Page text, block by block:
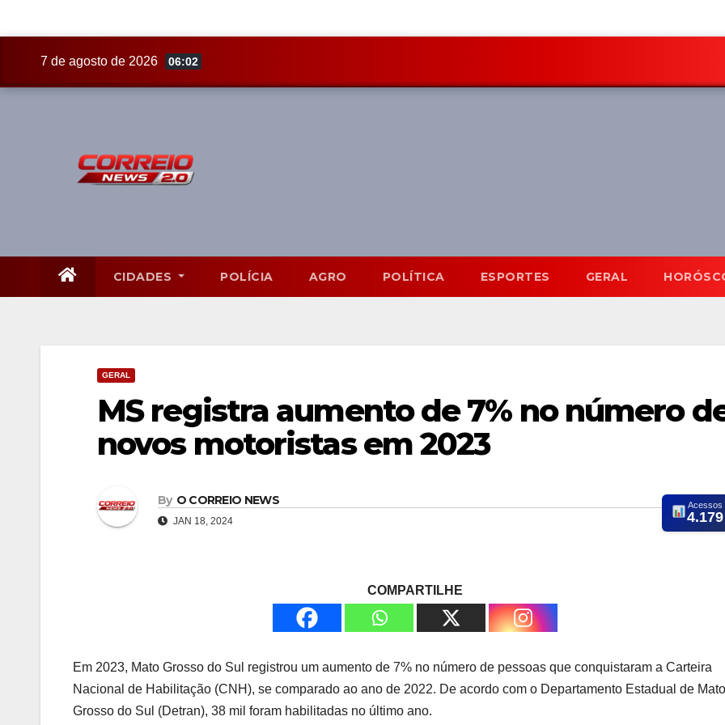
7 de agosto de 2026 06:02
CIDADES POLÍCIA AGRO POLÍTICA ESPORTES GERAL
GERAL
MS registra aumento de 7% no número
novos motoristas em 2023
By O CORREIO NEWS
JAN 18, 2024
Acessos
4.179
COMPARTILHE
Em 2023, Mato Grosso do Sul registrou um aumento de 7% no número de pessoas que conquistaram a Carteira
Nacional de Habilitação (CNH), se comparado ao ano de 2022. De acordo com o Departamento Estadual de Mato
Grosso do Sul (Detran), 38 mil foram habilitadas no último ano.